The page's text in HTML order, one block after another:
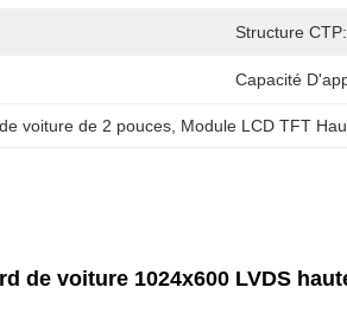
Structure CTP:
Capacité
voiture de 2 pouces Module LCD TFT
de voiture 1024x600 LVDS